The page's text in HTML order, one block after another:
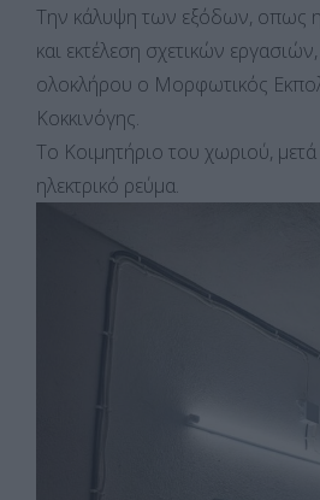
Την κάλυψη των εξόδων, οπως
και εκτέλεση σχετικών εργασιών,
ολοκλήρου ο Μορφωτικός
Κοκκινόγης.
Το Κοιμητήριο του χωριού, μετά
ηλεκτρικό ρεύμα.